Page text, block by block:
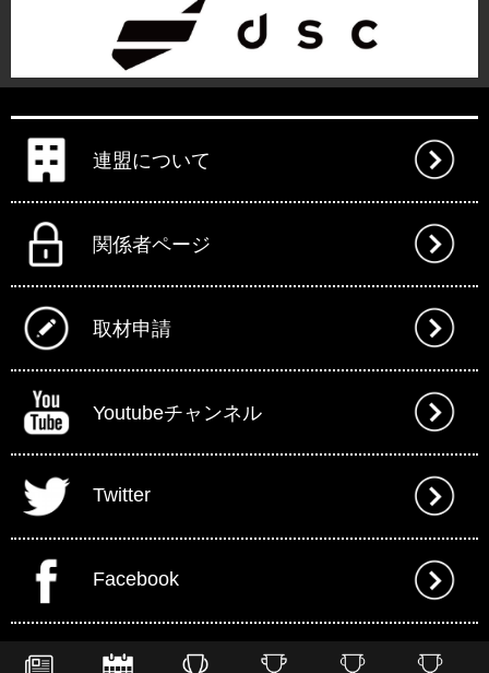
連盟について
関係者ページ
取材申請
Youtubeチャンネル
Twitter
Facebook